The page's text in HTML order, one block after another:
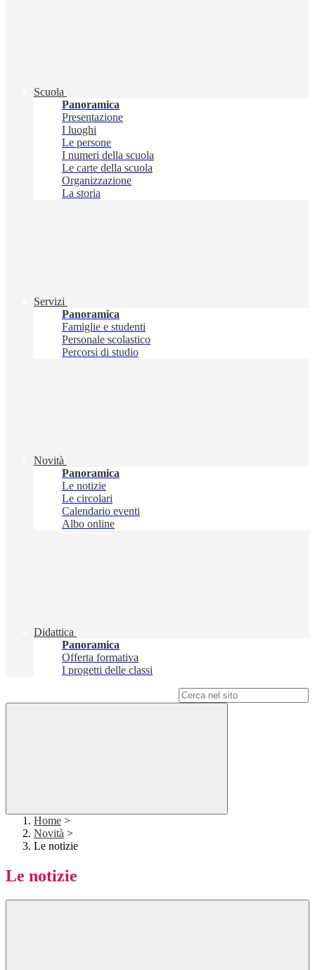
Scuola
Panoramica
Presentazione
I luoghi
Le persone
I numeri della scuola
Le carte della scuola
Organizzazione
La storia
Servizi
Panoramica
Famiglie e studenti
Personale scolastico
Percorsi di studio
Novità
Panoramica
Le notizie
Le circolari
Calendario eventi
Albo online
Didattica
Panoramica
Offerta formativa
I progetti delle classi
Home >
Novità >
Le notizie
Le notizie